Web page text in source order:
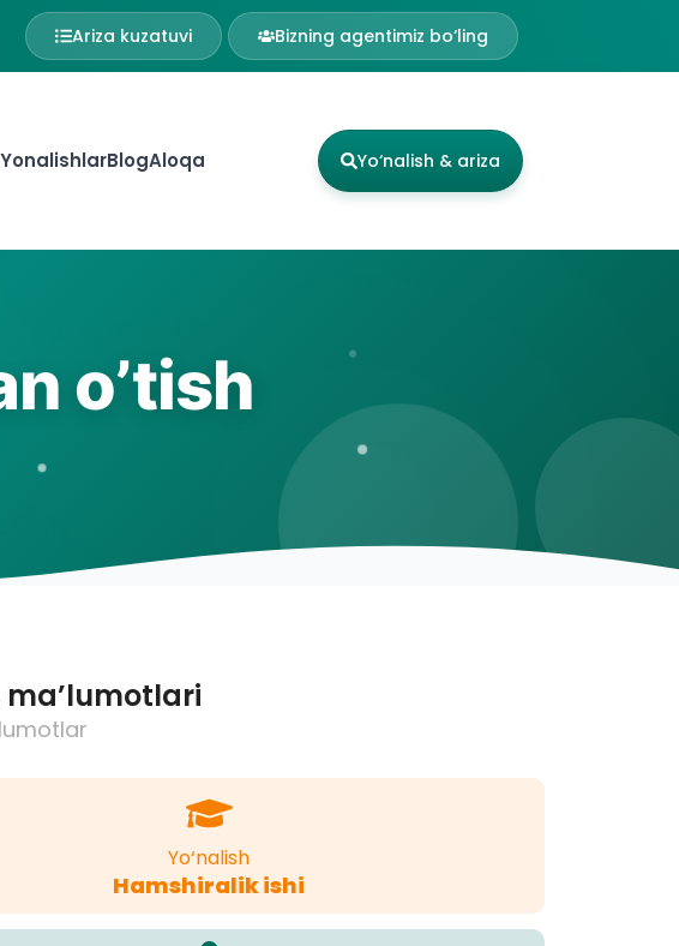
Ariza kuzatuvi Bizning agentimiz bo‘ling
YonalishlarBlogAloqa Yo‘nalish & ariza
o’tish
ma’lumotlari
Yo‘nalish
Hamshiralik ishi